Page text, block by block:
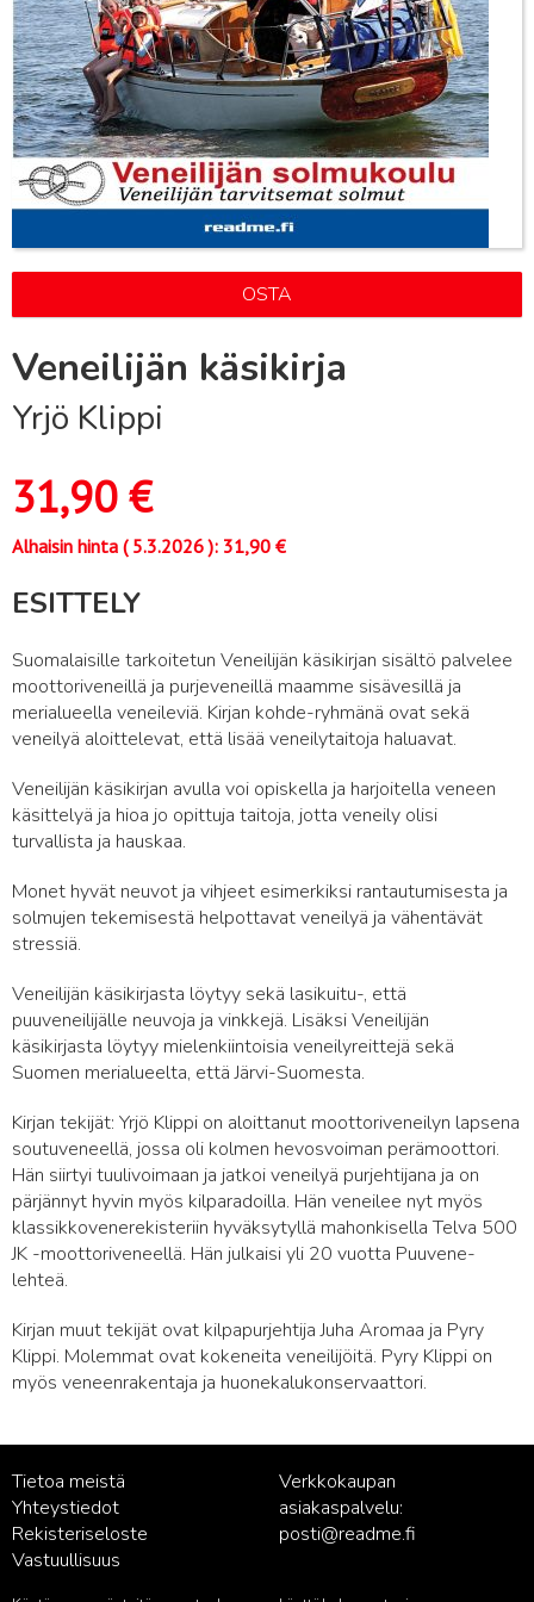
OSTA
Veneilijän käsikirja
Yrjö Klippi
31,90€
Alhaisin hinta (5.3.2026): 31,90 €
ESITTELY
Suomalaisille tarkoitetun Veneilijän käsikirjan sisältö palvelee
moottoriveneillä ja purjeveneillä maamme sisävesillä ja
merialueella veneileviä. Kirjan kohde-ryhmänä ovat sekä
veneilyä aloittelevat, että lisää veneilytaitoja haluavat.
Veneilijän käsikirjan avulla voi opiskella ja harjoitella veneen
käsittelyä ja hioa jo opittuja taitoja, jotta veneily olisi
turvallista ja hauskaa.
Monet hyvät neuvot ja vihjeet esimerkiksi rantautumisesta ja
solmujen tekemisestä helpottavat veneilyä ja vähentävät
stressiä.
Veneilijän käsikirjasta löytyy sekä lasikuitu-, että
puuveneilijälle neuvoja ja vinkkejä. Lisäksi Veneilijän
käsikirjasta löytyy mielenkiintoisia veneilyreittejä sekä
Suomen merialueelta, että Järvi-Suomesta.
Kirjan tekijät: Yrjö Klippi on aloittanut moottoriveneilyn lapsena
soutuveneellä, jossa oli kolmen hevosvoiman perämoottori.
Hän siirtyi tuulivoimaan ja jatkoi veneilyä purjehtijana ja on
pärjännyt hyvin myös kilparadoilla. Hän veneilee nyt myös
klassikkovenerekisteriin hyväksytyllä mahonkisella Telva 500
JK -moottoriveneellä. Hän julkaisi yli 20 vuotta Puuvene-
lehteä.
Kirjan muut tekijät ovat kilpapurjehtija Juha Aromaa ja Pyry
Klippi. Molemmat ovat kokeneita veneilijöitä. Pyry Klippi on
myös veneenrakentaja ja huonekalukonservaattori.
Tietoa meistä
Yhteystiedot
Rekisteriseloste
Vastuullisuus
Verkkokaupan
asiakaspalvelu:
posti@readme.fi